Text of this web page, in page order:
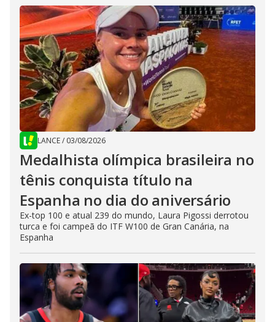
LANCE/ 03/08/2026
Medalhista olímpica brasileira no
tênis conquista título na
Espanha no dia do aniversário
Ex-top 100 e atual 239 do mundo, Laura Pigossi derrotou
turca e foi campeã do ITF W100 de Gran Canária, na
Espanha